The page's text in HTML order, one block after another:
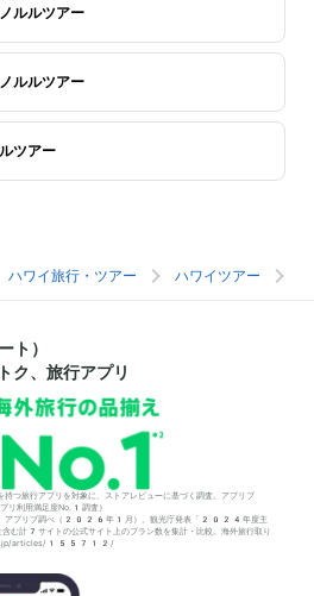
ルルツアー
ルルツアー
ツアー
ハワイ旅行・ツアー ハワイツアー
ト）
ク、旅行アプリ
つ旅行アプリを対象に、ストアレビューに基づく調査。アプリブ
利用満足度No.1調査）
。アプリブ調べ（2026年1月）。観光庁発表「2024年度主
む計7サイトの公式サイト上のプラン数を集計・比較。海外旅行取り
liv.jp/articles/155712/